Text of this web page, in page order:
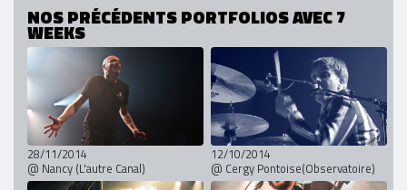
NOS PRÉCÉDENTS PORTFOLIOS AVEC 7
WEEKS
28/11/2014
@ Nancy (L'autre Canal)
12/10/2014
@ Cergy Pontoise(Observatoire)